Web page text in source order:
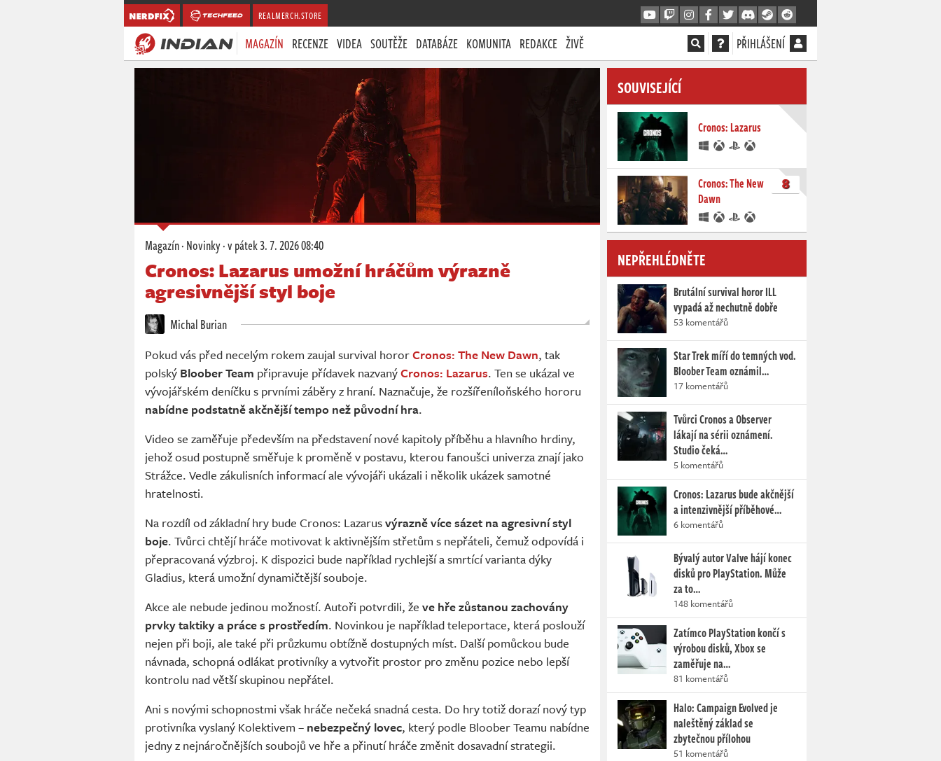
REALMERCH.STORE
MAGAZÍN RECENZE VIDEA SOUTĚŽE DATABÁZE KOMUNITA REDAKCE ŽIVĚ PŘIHLÁŠENÍ
Magazín·Novinky·v pátek3. 7. 2026 08:40
Cronos: Lazarus umožní hráčům výrazně
agresivnější styl boje
Michal Burian
Pokud vás před necelým rokem zaujal survival hororCronos: The New Dawn, tak
polský Bloober Team připravuje přídavek nazvanýCronos: Lazarus. Ten se ukázal ve
vývojářském deníčku s prvními záběry z hraní. Naznačuje, že rozšířeníloňského hororu
nabídne podstatně akčnější tempo než původní hra.
Video se zaměřuje především na představení nové kapitoly příběhu a hlavního hrdiny,
jehož osud postupně směřuje k proměně v postavu, kterou fanoušci univerza znají jako
Strážce. Vedle zákulisních informací ale vývojáři ukázali i několik ukázek samotné
hratelnosti.
Na rozdíl od základní hry bude Cronos: Lazarusvýrazně více sázet na agresivní styl
boje. Tvůrci chtějí hráče motivovat k aktivnějším střetům s nepřáteli, čemuž odpovídá i
přepracovaná výzbroj. K dispozici bude například rychlejší a smrtící varianta dýky
Gladius, která umožní dynamičtější souboje.
Akce ale nebude jedinou možností. Autoři potvrdili, že ve hře zůstanou zachovány
prvky taktiky a práce s prostředím. Novinkou je například teleportace, která poslouží
nejen při boji, ale také při průzkumu obtížně dostupných míst. Další pomůckou bude
návnada, schopná odlákat protivníky a vytvořit prostor pro změnu pozice nebo lepší
kontrolu nad větší skupinou nepřátel.
Ani s novými schopnostmi však hráče nečeká snadná cesta. Do hry totiž dorazí nový typ
protivníka vyslaný Kolektivem – nebezpečný lovec, který podle Bloober Teamu nabídne
jedny z nejnáročnějších soubojů ve hře a přinutí hráče změnit dosavadní strategii.
SOUVISEJÍCÍ
Cronos: Lazarus
Cronos: The New
Dawn
8
NEPŘEHLÉDNĚTE
Brutální survival horor ILL
vypadá až nechutně dobře
53 komentářů
Star Trek míří do temných vod.
Bloober Team oznámil…
17 komentářů
Tvůrci Cronos a Observer
lákají na sérii oznámení.
Studio čeká…
5 komentářů
Cronos: Lazarus bude akčnější
a intenzivnější příběhové…
6 komentářů
Bývalý autor Valve hájí konec
disků pro PlayStation. Může
za to…
148 komentářů
Zatímco PlayStation končí s
výrobou disků, Xbox se
zaměřuje na…
81 komentářů
Halo: Campaign Evolved je
naleštěný základ se
zbytečnou přílohou
51 komentářů